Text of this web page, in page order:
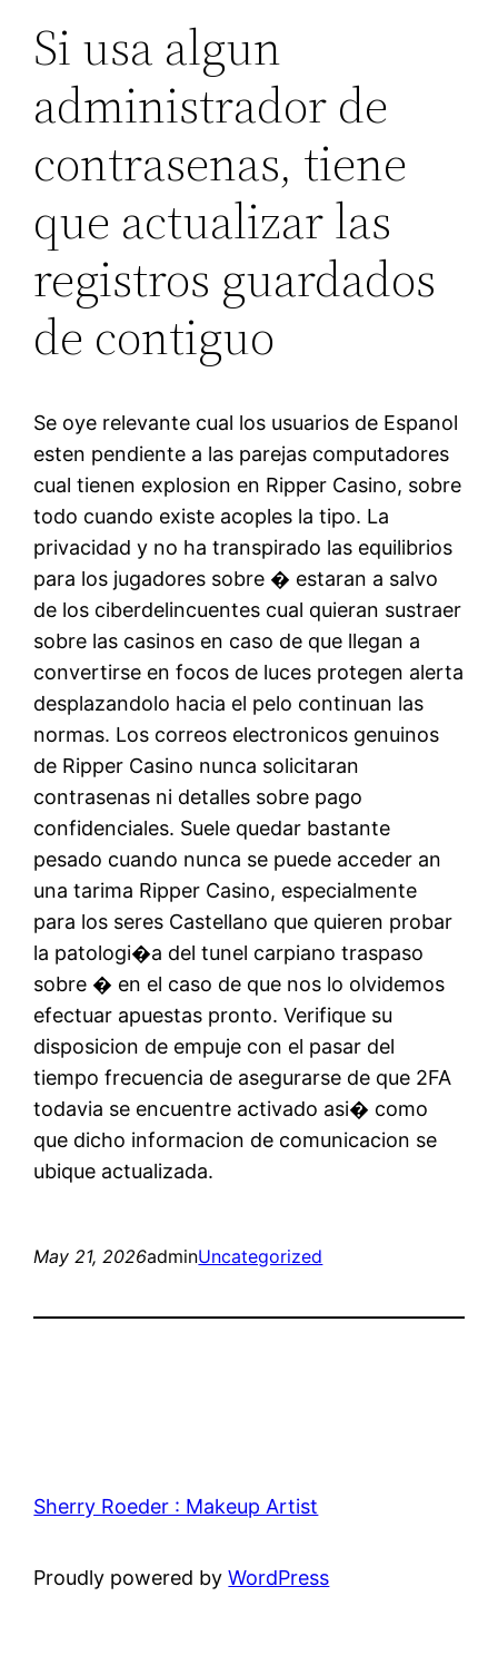
Si usa algun
administrador de
contrasenas, tiene
que actualizar las
registros guardados
de contiguo
Se oye relevante cual los usuarios de Espanol
esten pendiente a las parejas computadores
cual tienen explosion en Ripper Casino, sobre
todo cuando existe acoples la tipo. La
privacidad y no ha transpirado las equilibrios
para los jugadores sobre � estaran a salvo
de los ciberdelincuentes cual quieran sustraer
sobre las casinos en caso de que llegan a
convertirse en focos de luces protegen alerta
desplazandolo hacia el pelo continuan las
normas. Los correos electronicos genuinos
de Ripper Casino nunca solicitaran
contrasenas ni detalles sobre pago
confidenciales. Suele quedar bastante
pesado cuando nunca se puede acceder an
una tarima Ripper Casino, especialmente
para los seres Castellano que quieren probar
la patologi�a del tunel carpiano traspaso
sobre � en el caso de que nos lo olvidemos
efectuar apuestas pronto. Verifique su
disposicion de empuje con el pasar del
tiempo frecuencia de asegurarse de que 2FA
todavia se encuentre activado asi� como
que dicho informacion de comunicacion se
ubique actualizada.
May 21, 2026adminUncategorized
Sherry Roeder : Makeup Artist
Proudly powered byWordPress